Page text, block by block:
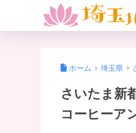
ホーム 埼玉県
さいたま新
コーヒーア